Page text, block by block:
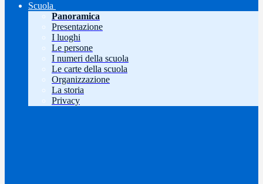
Scuola
Panoramica
Presentazione
I luoghi
Le persone
I numeri della scuola
Le carte della scuola
Organizzazione
La storia
Privacy